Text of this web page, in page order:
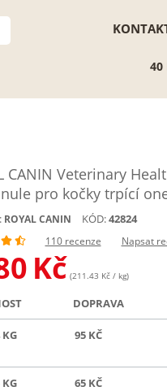
40
CANIN Veterinary
pro kočky trpící
ROYAL CANIN KÓD:42824
110 recenze Napsat
Kč (211.43 Kč / kg)
DOPRAVA
95 KČ
KG 65 KČ